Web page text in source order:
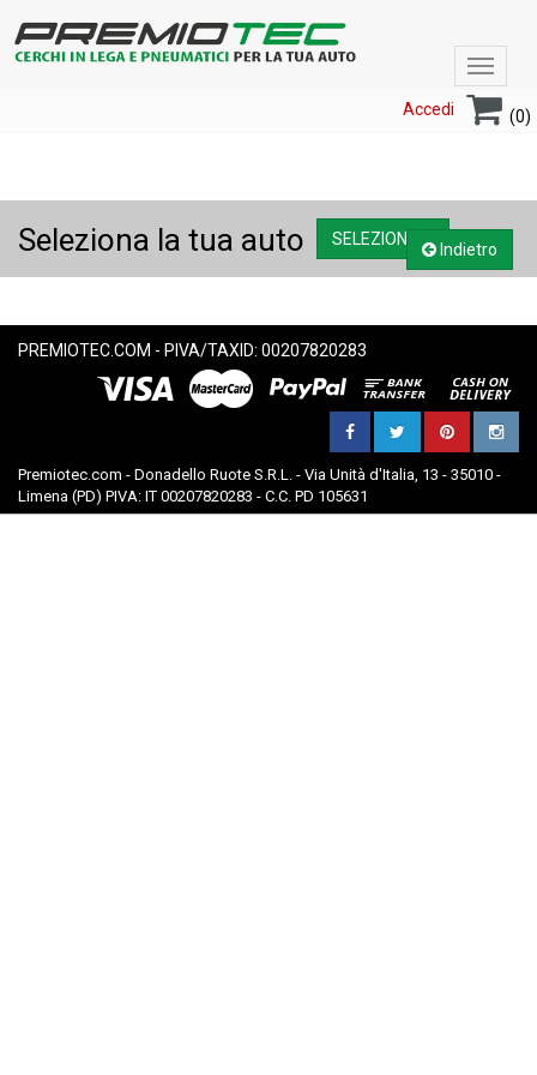
Toggle
Accedi
(0)
Seleziona la tua auto SELEZIONA....
Indietro
PREMIOTEC.COM - PIVA/TAXID: 00207820283
Premiotec.com - Donadello Ruote S.R.L. - Via Unità d'Italia, 13 - 35010 -
Limena (PD) PIVA: IT 00207820283 - C.C. PD 105631